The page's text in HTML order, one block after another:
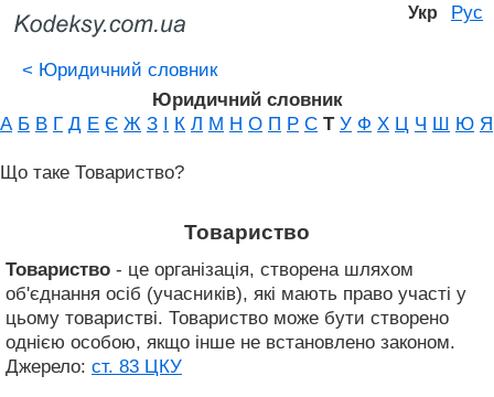
Укр Рус
< Юридичний словник
Юридичний словник
А Б В Г Д Е Є Ж З І К Л М Н О П Р С Т У Ф Х Ц Ч Ш Ю Я
Що таке Товариство?
Товариство
Товариство - це організація, створена шляхом
об'єднання осіб (учасників), які мають право участі у
цьому товаристві. Товариство може бути створено
однією особою, якщо інше не встановлено законом.
Джерело: ст. 83 ЦКУ